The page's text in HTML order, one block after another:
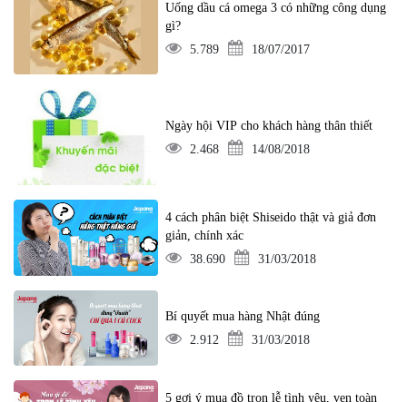
Uống dầu cá omega 3 có những công dụng
gì?
5.789
18/07/2017
Ngày hội VIP cho khách hàng thân thiết
2.468
14/08/2018
4 cách phân biệt Shiseido thật và giả đơn
giản, chính xác
38.690
31/03/2018
Bí quyết mua hàng Nhật đúng
2.912
31/03/2018
5 gợi ý mua đồ trọn lễ tình yêu, vẹn toàn